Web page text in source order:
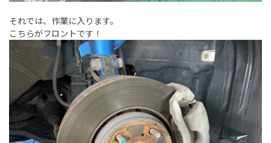
それでは、作業に入ります。
こちらがフロントです！